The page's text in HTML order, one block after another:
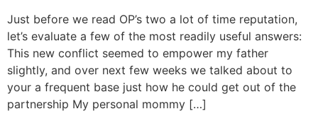
Just before we read OP’s two a lot of time reputation,
let’s evaluate a few of the most readily useful answers:
This new conflict seemed to empower my father
slightly, and over next few weeks we talked about to
your a frequent base just how he could get out of the
partnership My personal mommy […]